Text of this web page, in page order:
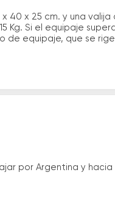
40 x 25 cm. y una
Kg. Si el equipaje
equipaje, que se
por Argentina y